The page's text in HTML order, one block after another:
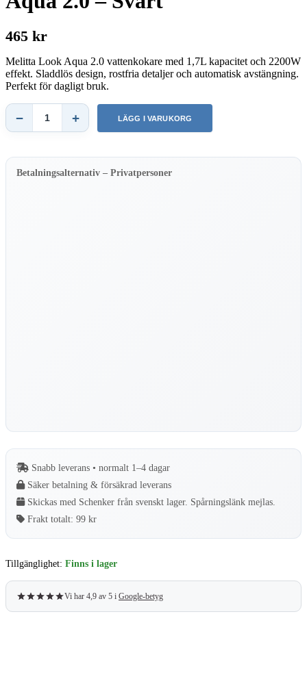
465 kr
Melitta Look Aqua 2.0 vattenkokare med 1,7L kapacitet och 2200W
effekt. Sladdlös design, rostfria detaljer och automatisk avstängning.
Perfekt för dagligt bruk.
Melitta
–
Look
Aqua
− + LÄGG I VARUKORG
Betalningsalternativ – Privatpersoner
Snabb leverans • normalt 1–4 dagar
Säker betalning & försäkrad leverans
Skickas med Schenker från svenskt lager. Spårningslänk mejlas.
Frakt totalt: 99 kr
Tillgänglighet: Finns i lager
Vi har 4,9 av 5 i Google-betyg